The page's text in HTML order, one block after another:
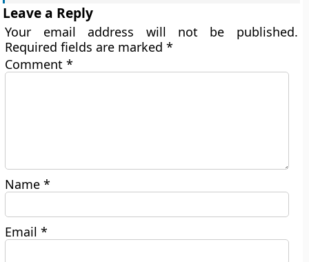
Leave a Reply
Your email address will not be published.
Required fields are marked*
Comment*
Name*
Email*